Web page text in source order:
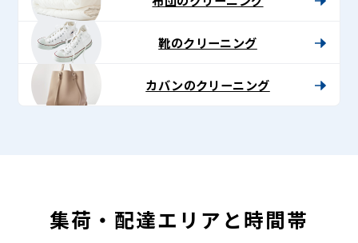
靴のクリーニング
カバンのクリーニング
集荷・配達エリアと時間帯